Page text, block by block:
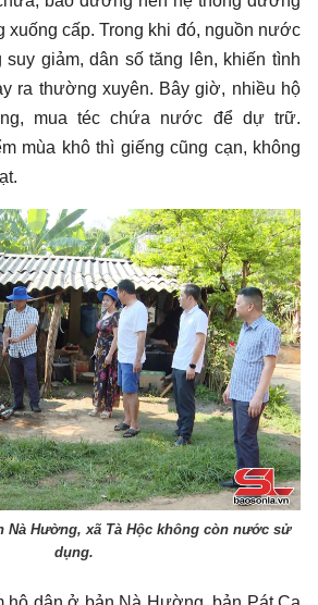
xuống cấp. Trong khi đó, nguồn nước
giảm, dân số tăng lên, khiến tình
ra thường xuyên. Bây giờ, nhiều hộ
mua téc chứa nước để dự trữ.
mùa khô thì giếng cũng cạn, không
Hường, xã Tà Hộc không còn nước sử
dụng.